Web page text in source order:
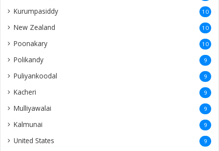
Kurumpasiddy 10
New Zealand 10
Poonakary 10
Polikandy 9
Puliyankoodal 9
Kacheri 9
Mulliyawalai 9
Kalmunai 9
United States 9